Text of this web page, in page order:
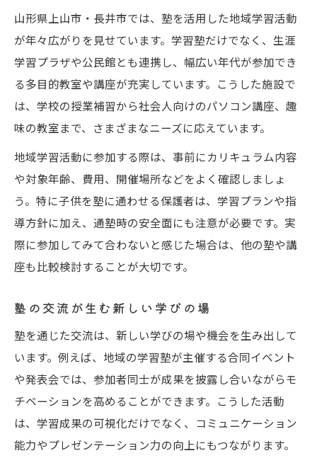
山形県上山市・長井市では、塾を活用した地域学習活動
が年々広がりを見せています。学習塾だけでなく、生涯
学習プラザや公民館とも連携し、幅広い年代が参加でき
る多目的教室や講座が充実しています。こうした施設で
は、学校の授業補習から社会人向けのパソコン講座、趣
味の教室まで、さまざまなニーズに応えています。
地域学習活動に参加する際は、事前にカリキュラム内容
や対象年齢、費用、開催場所などをよく確認しましょ
う。特に子供を塾に通わせる保護者は、学習プランや指
導方針に加え、通塾時の安全面にも注意が必要です。実
際に参加してみて合わないと感じた場合は、他の塾や講
座も比較検討することが大切です。
塾の交流が生む新しい学びの場
塾を通じた交流は、新しい学びの場や機会を生み出して
います。例えば、地域の学習塾が主催する合同イベント
や発表会では、参加者同士が成果を披露し合いながらモ
チベーションを高めることができます。こうした活動
は、学習成果の可視化だけでなく、コミュニケーション
能力やプレゼンテーション力の向上にもつながります。